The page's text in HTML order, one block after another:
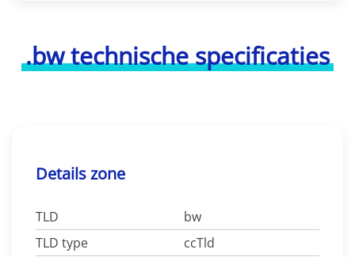
.bw technische specificaties
Details zone
TLD
bw
TLD type
ccTld